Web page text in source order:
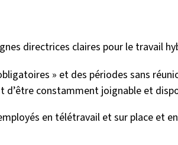
directrices claires pour le travail
» et des périodes sans
constamment joignable et
en télétravail et sur place et